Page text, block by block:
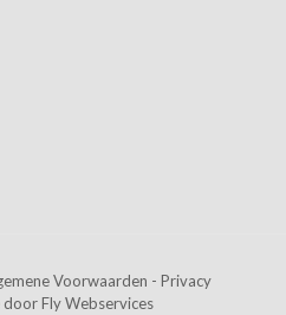
Voorwaarden - Privacy
doorFly Webservices